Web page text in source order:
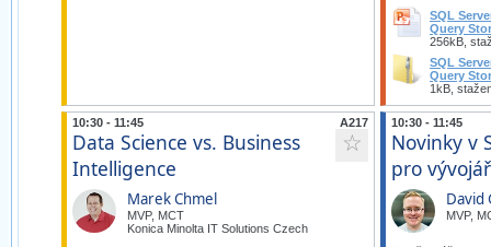
SQL
Query
256kB,
SQL
Query
1kB,
A217
10:30 - 11:45
☆
Data Science vs. Business
Intelligence
Marek Chmel
MVP, MCT
Konica Minolta IT Solutions Czech
10:30 - 11:45
Novinky v
pro
David
MVP,